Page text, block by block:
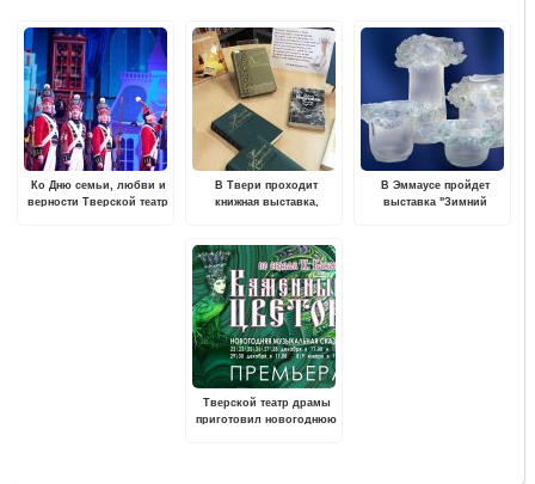
Ко Дню семьи, любви и
верности Тверской театр
В Твери проходит
книжная выставка,
В Эммаусе пройдет
выставка "Зимний
Тверской театр драмы
приготовил новогоднюю